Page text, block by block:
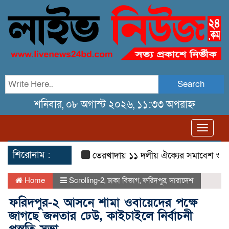
Search
শনিবার, ০৮ অগাস্ট ২০২৬, ১১:৩৩ অপরাহ্ন
শিরোনাম : তেরখাদায় ১১ দলীয় ঐক্যের সমাবেশ ও গণ
Home Scrolling-2,ঢাকা বিভাগ,ফরিদপুর,সারাদেশ
ফরিদপুর-২ আসনে শামা ওবায়েদের পক্ষে
জাগছে জনতার ঢেউ, কাইচাইলে নির্বাচনী